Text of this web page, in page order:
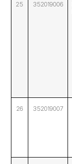
25 352019006
26 352019007